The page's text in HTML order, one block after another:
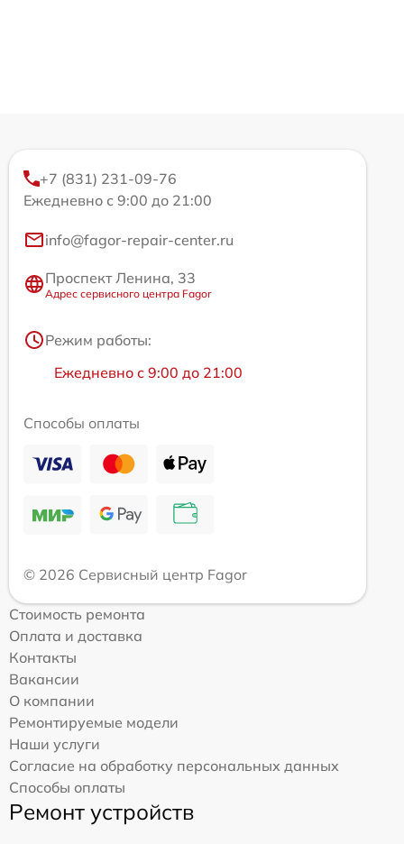
+7 (831) 231-09-76
Ежедневно с 9:00 до 21:00
info@fagor-repair-center.ru
Проспект Ленина, 33
Адрес сервисного центра Fagor
Режим работы:
Ежедневно с 9:00 до 21:00
Способы оплаты
© 2026 Сервисный центр Fagor
Стоимость ремонта
Оплата и доставка
Контакты
Вакансии
О компании
Ремонтируемые модели
Наши услуги
Согласие на обработку персональных данных
Способы оплаты
Ремонт устройств